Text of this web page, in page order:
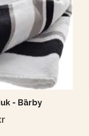
- Bärby